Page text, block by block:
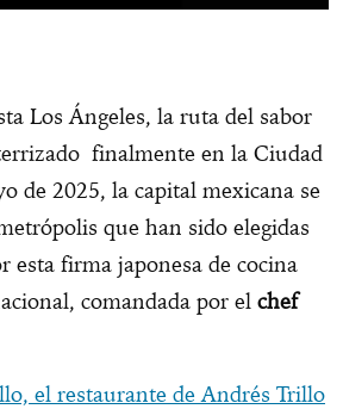
Los Ángeles, la ruta del sabor
finalmente en la Ciudad
de 2025, la capital mexicana se
que han sido elegidas
esta firma japonesa de cocina
comandada por el chef
el restaurante de Andrés Trillo